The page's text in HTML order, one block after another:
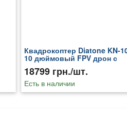
Квадрокоптер Diatone KN-
10 дюймовый FPV дрон с
грузоподъемностью до 4 кг и
макс скорост
18799 грн./шт.
Есть в наличии